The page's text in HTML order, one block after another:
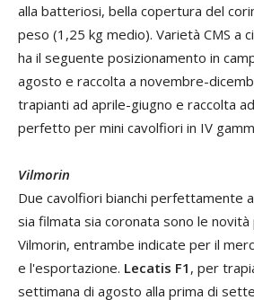
alla batteriosi, bella copertura del
peso (1,25 kg medio). Varietà CMS a
ha il seguente posizionamento in
agosto e raccolta a novembre-
trapianti ad aprile-giugno e raccolta
perfetto per mini cavolfiori in IV
Vilmorin
Due cavolfiori bianchi perfettamente
sia filmata sia coronata sono le
Vilmorin, entrambe indicate per il
e l'esportazione. Lecatis F1 , per
settimana di agosto alla prima di